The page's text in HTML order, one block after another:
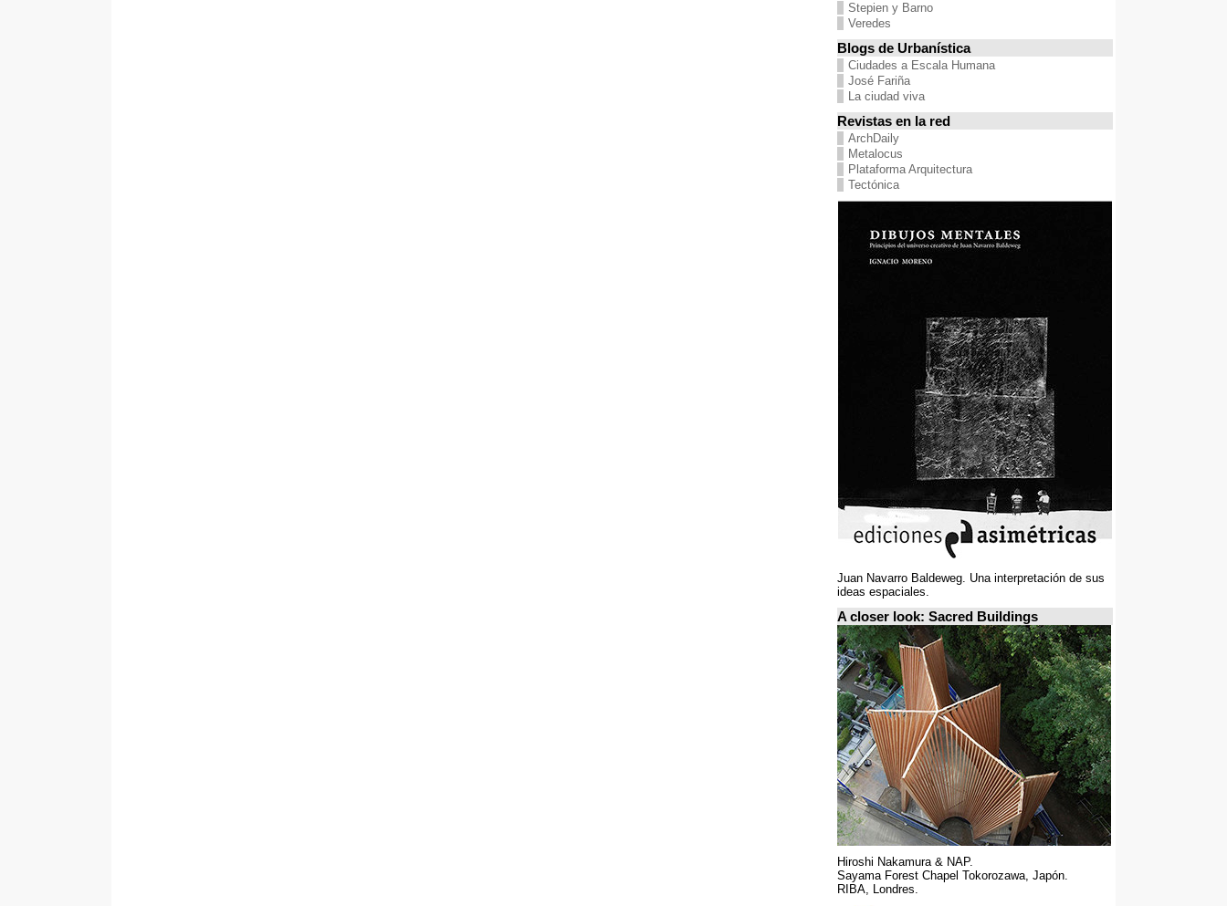
Stepien y Barno
Veredes
Blogs de Urbanística
Ciudades a Escala Humana
José Fariña
La ciudad viva
Revistas en la red
ArchDaily
Metalocus
Plataforma Arquitectura
Tectónica
Juan Navarro Baldeweg. Una interpretación de sus
ideas espaciales.
A closer look: Sacred Buildings
Hiroshi Nakamura & NAP.
Sayama Forest Chapel Tokorozawa, Japón.
RIBA, Londres.